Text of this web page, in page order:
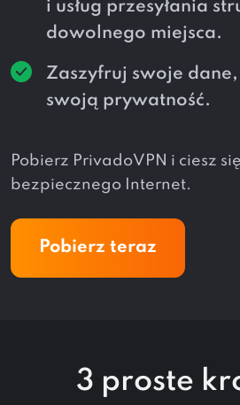
i usług przesyłania
dowolnego miejsca.
Zaszyfruj swoje
swoją prywatność.
Pobierz PrivadoVPN i ciesz
bezpiecznego Internet.
Pobierz teraz
3 proste